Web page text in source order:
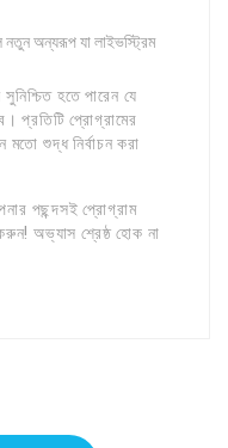
অন্যরূপ যা লাইভস্ট্রিম
হতে পারেন যে
প্রতিটি প্রোগ্রামের
শুদ্ধ নির্বাচন করা
পছন্দসই প্রোগ্রাম
অভ্যাস শ্রেষ্ঠ হোক না